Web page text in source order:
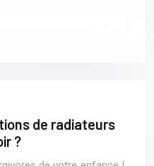
de radiateurs
?